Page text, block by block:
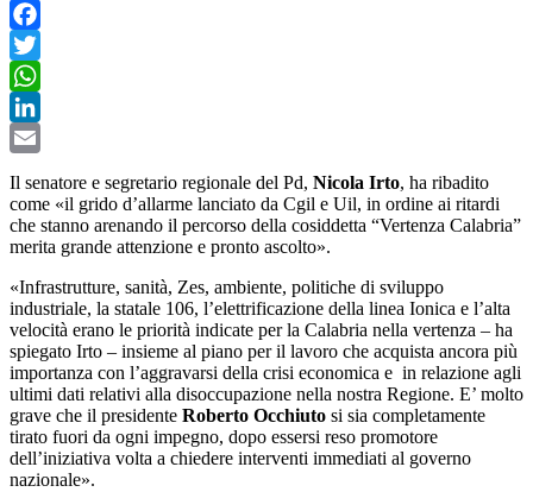
Facebook
Twitter
WhatsApp
LinkedIn
Il senatore e segretario regionale del Pd, Nicola Irto, ha ribadito
come «il grido d’allarme lanciato da Cgil e Uil, in ordine ai ritardi
che stanno arenando il percorso della cosiddetta “Vertenza Calabria”
merita grande attenzione e pronto ascolto».
«Infrastrutture, sanità, Zes, ambiente, politiche di sviluppo
industriale, la statale 106, l’elettrificazione della linea Ionica e l’alta
velocità erano le priorità indicate per la Calabria nella vertenza – ha
spiegato Irto – insieme al piano per il lavoro che acquista ancora più
importanza con l’aggravarsi della crisi economica e in relazione agli
ultimi dati relativi alla disoccupazione nella nostra Regione. E’ molto
grave che il presidente Roberto Occhiuto si sia completamente
tirato fuori da ogni impegno, dopo essersi reso promotore
dell’iniziativa volta a chiedere interventi immediati al governo
nazionale».